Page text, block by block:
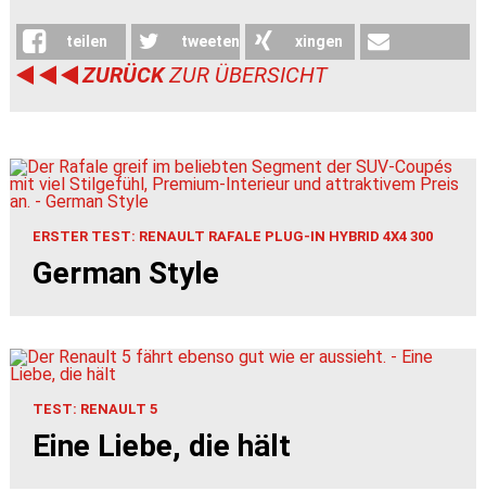
teilen tweeten xingen
ZURÜCKZUR ÜBERSICHT
ERSTER TEST: RENAULT RAFALE PLUG-IN HYBRID 4X4 300
German Style
TEST: RENAULT 5
Eine Liebe, die hält